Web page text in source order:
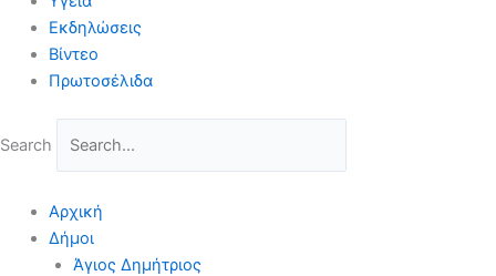
Εκδηλώσεις
Βίντεο
Πρωτοσέλιδα
Search
Αρχική
Δήμοι
Άγιος Δημήτριος